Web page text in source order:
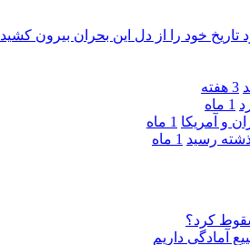
تاریخ خود را از دل این بحران بیرون کشید
3 هفته
1 ماه
و آمریکا 1 ماه
1 ماه
کرد؟
آمادگی داریم